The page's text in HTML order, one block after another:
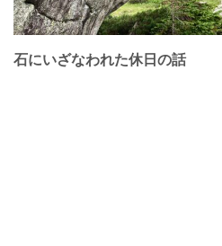
石にいざなわれた休日の話